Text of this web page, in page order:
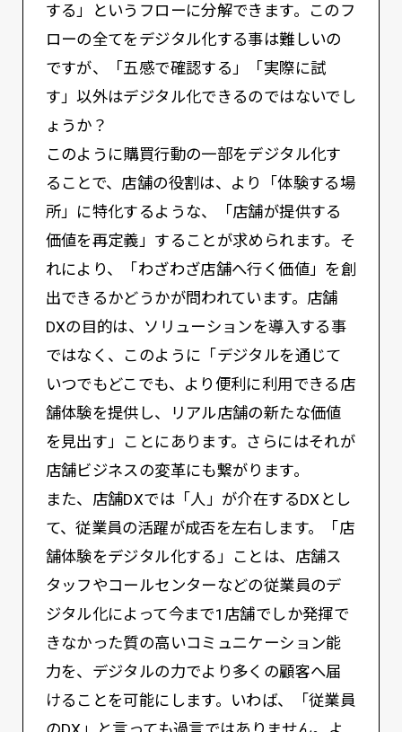
する」というフローに分解できます。このフ
ローの全てをデジタル化する事は難しいの
ですが、「五感で確認する」「実際に試
す」以外はデジタル化できるのではないでし
ょうか？
このように購買行動の一部をデジタル化す
ることで、店舗の役割は、より「体験する場
所」に特化するような、「店舗が提供する
価値を再定義」することが求められます。そ
れにより、「わざわざ店舗へ行く価値」を創
出できるかどうかが問われています。店舗
DXの目的は、ソリューションを導入する事
ではなく、このように「デジタルを通じて
いつでもどこでも、より便利に利用できる店
舗体験を提供し、リアル店舗の新たな価値
を見出す」ことにあります。さらにはそれが
店舗ビジネスの変革にも繋がります。
また、店舗DXでは「人」が介在するDXとし
て、従業員の活躍が成否を左右します。「店
舗体験をデジタル化する」ことは、店舗ス
タッフやコールセンターなどの従業員のデ
ジタル化によって今まで1店舗でしか発揮で
きなかった質の高いコミュニケーション能
力を、デジタルの力でより多くの顧客へ届
けることを可能にします。いわば、「従業員